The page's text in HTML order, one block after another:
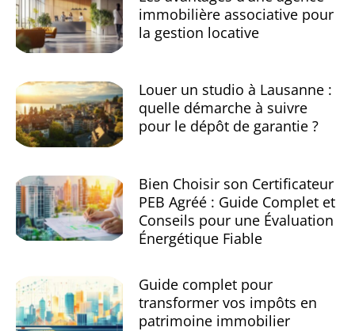
immobilière associative pour
la gestion locative
Louer un studio à Lausanne :
quelle démarche à suivre
pour le dépôt de garantie ?
Bien Choisir son Certificateur
PEB Agréé : Guide Complet et
Conseils pour une Évaluation
Énergétique Fiable
Guide complet pour
transformer vos impôts en
patrimoine immobilier